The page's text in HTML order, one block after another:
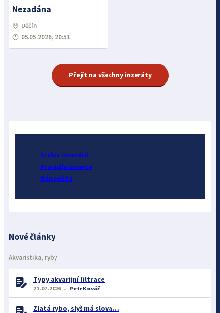
Nezadána
Děčín
05.05.2026, 20:51
Přejít na všechny inzeráty
Archiv inzerátů
Pravidla inzerce
Nápověda
Nové články
Akvaristika, ryby
Typy akvarijní filtrace
21.07.2026 Petr Kovář
Zlatá rybo, slyš má slova…